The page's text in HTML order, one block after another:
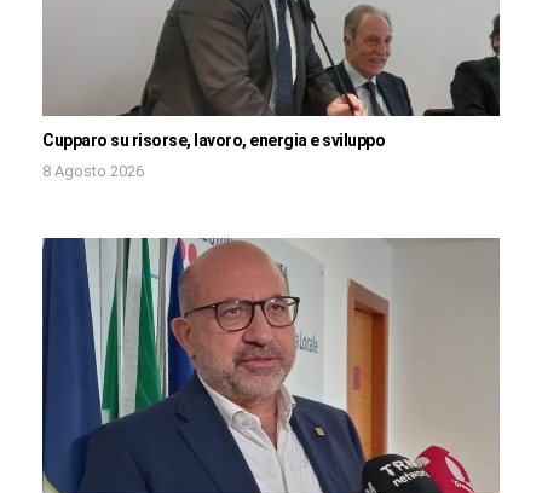
Cupparo su risorse, lavoro, energia e sviluppo
8 Agosto 2026